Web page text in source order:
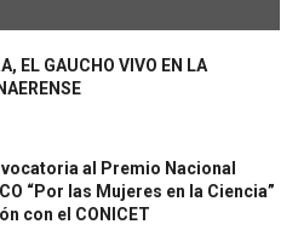
EL GAUCHO VIVO EN LA
al Premio Nacional
“Por las Mujeres en la Ciencia”
con el CONICET